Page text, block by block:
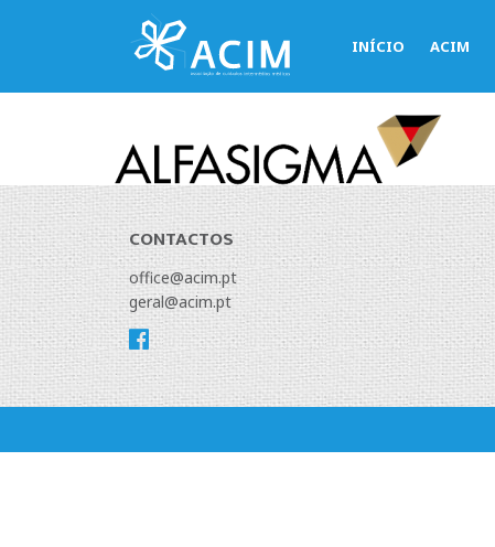
INÍCIO ACIM
CONTACTOS
office@acim.pt
geral@acim.pt